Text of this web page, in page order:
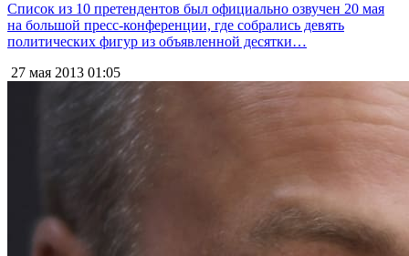
Список из 10 претендентов был официально озвучен 20 мая
на большой пресс-конференции, где собрались девять
политических фигур из объявленной десятки…
27 мая 2013 01:05